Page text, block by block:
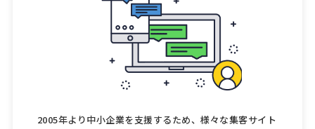
2005年より中小企業を支援するため、様々な集客サイト